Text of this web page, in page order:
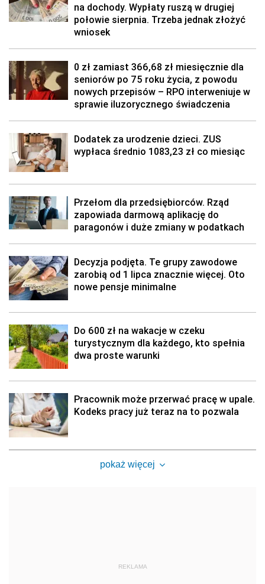
na dochody. Wypłaty ruszą w drugiej
połowie sierpnia. Trzeba jednak złożyć
wniosek
0 zł zamiast 366,68 zł miesięcznie dla
seniorów po 75 roku życia, z powodu
nowych przepisów – RPO interweniuje w
sprawie iluzorycznego świadczenia
Dodatek za urodzenie dzieci. ZUS
wypłaca średnio 1083,23 zł co miesiąc
Przełom dla przedsiębiorców. Rząd
zapowiada darmową aplikację do
paragonów i duże zmiany w podatkach
Decyzja podjęta. Te grupy zawodowe
zarobią od 1 lipca znacznie więcej. Oto
nowe pensje minimalne
Do 600 zł na wakacje w czeku
turystycznym dla każdego, kto spełnia
dwa proste warunki
Pracownik może przerwać pracę w upale.
Kodeks pracy już teraz na to pozwala
pokaż więcej
REKLAMA